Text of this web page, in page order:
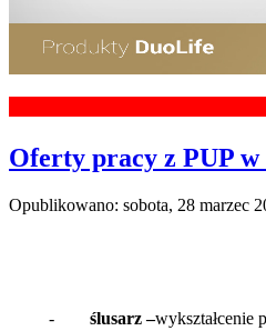
Oferty pracy z PUP
Opublikowano: sobota, 28 marzec
- ślusarz –wykształcenie